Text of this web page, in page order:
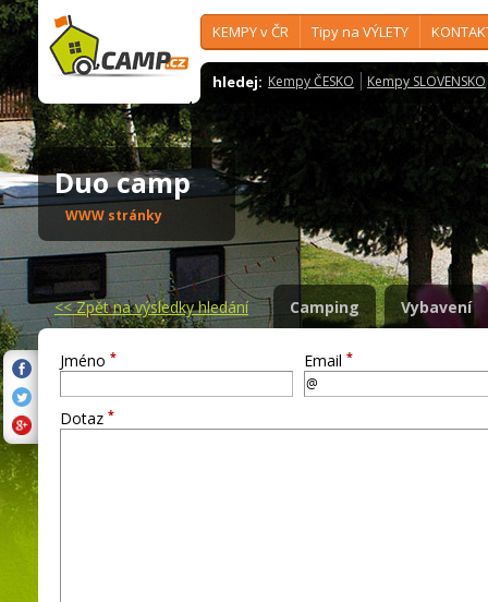
KEMPY v ČR Tipy na VÝLETY
hledej: Kempy ČESKO Kempy SLOVENSKO
Duo camp
WWW stránky
<<Zpět na výsledky hledání Camping Vybavení
Jméno * Email *
Dotaz *